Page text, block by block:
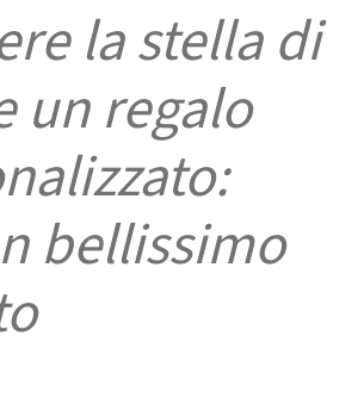
la stella di
un regalo
bellissimo